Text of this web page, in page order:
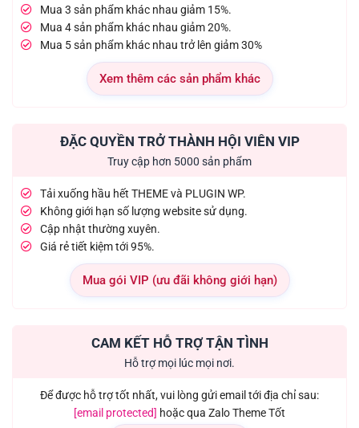
Mua 3 sản phẩm khác nhau giảm 15%.
Mua 4 sản phẩm khác nhau giảm 20%.
Mua 5 sản phẩm khác nhau trở lên giảm 30%
Xem thêm các sản phẩm khác
ĐẶC QUYỀN TRỞ THÀNH HỘI VIÊN VIP
Truy cập hơn 5000 sản phẩm
Tải xuống hầu hết THEME và PLUGIN WP.
Không giới hạn số lượng website sử dụng.
Cập nhật thường xuyên.
Giá rẻ tiết kiệm tới 95%.
Mua gói VIP (ưu đãi không giới hạn)
CAM KẾT HỖ TRỢ TẬN TÌNH
Hỗ trợ mọi lúc mọi nơi.
Để được hỗ trợ tốt nhất, vui lòng gửi email tới địa chỉ sau:
[email protected] hoặc qua Zalo Theme Tốt